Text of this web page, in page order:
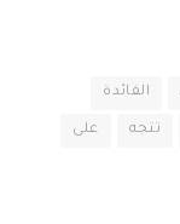
الفائدة
تتجه على